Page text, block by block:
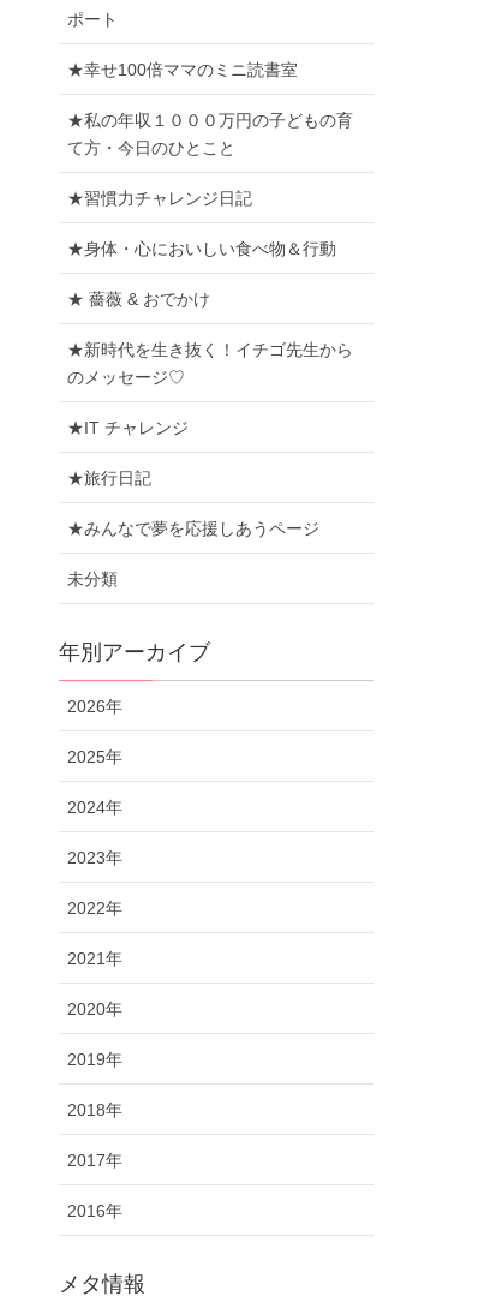
ポート
★幸せ100倍ママのミニ読書室
★私の年収１０００万円の子どもの育
て方・今日のひとこと
★習慣力チャレンジ日記
★身体・心においしい食べ物＆行動
★ 薔薇 & おでかけ
★新時代を生き抜く！イチゴ先生から
のメッセージ♡
★IT チャレンジ
★旅行日記
★みんなで夢を応援しあうページ
未分類
年別アーカイブ
2026年
2025年
2024年
2023年
2022年
2021年
2020年
2019年
2018年
2017年
2016年
メタ情報